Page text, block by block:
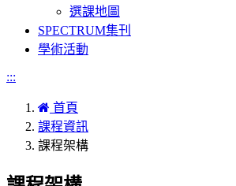
選課地圖
SPECTRUM集刊
學術活動
:::
首頁
課程資訊
課程架構